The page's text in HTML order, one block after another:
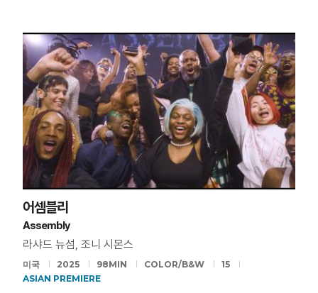
어셈블리
Assembly
라샤드 뉴섬, 조니 시몬스
미국 2025 98MIN COLOR/B&W
15
ASIAN PREMIERE